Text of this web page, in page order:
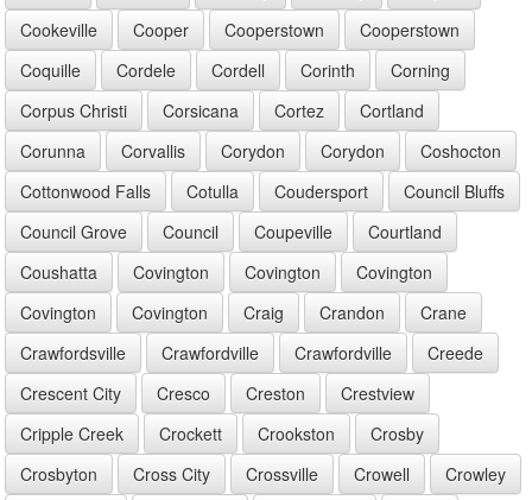
Cookeville
Cooper Cooperstown
Cooperstown
Coquille
Cordele Cordell Corinth
Corning
Corpus Christi
Corsicana Cortez
Cortland
Corunna
Corvallis Corydon Corydon
Coshocton
Cottonwood Falls
Cotulla Coudersport
Council Bluffs
Council Grove
Council Coupeville
Courtland
Coushatta
Covington Covington
Covington
Covington
Covington Craig Crandon
Crane
Crawfordsville
Crawfordville Crawfordville
Creede
Crescent City
Cresco Creston
Crestview
Cripple Creek
Crockett Crookston
Crosby
Crosbyton
Cross City Crossville Crowell
Crowley